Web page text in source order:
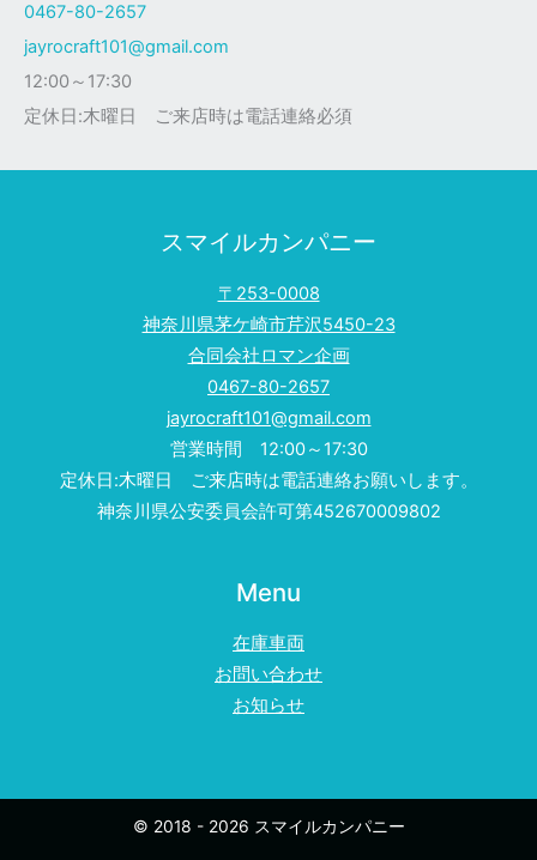
0467-80-2657
jayrocraft101@gmail.com
12:00～17:30
定休日:木曜日 ご来店時は電話連絡必須
スマイルカンパニー
〒253-0008
神奈川県茅ケ崎市芹沢5450-23
合同会社ロマン企画
0467-80-2657
jayrocraft101@gmail.com
営業時間 12:00～17:30
定休日:木曜日 ご来店時は電話連絡お願いします。
神奈川県公安委員会許可第452670009802
Menu
在庫車両
お問い合わせ
お知らせ
© 2018 - 2026 スマイルカンパニー